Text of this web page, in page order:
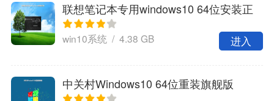
联想笔记本专用windows10 64位安装正
式版
win10系统 / 4.38 GB 进入
中关村Windows10 64位重装旗舰版